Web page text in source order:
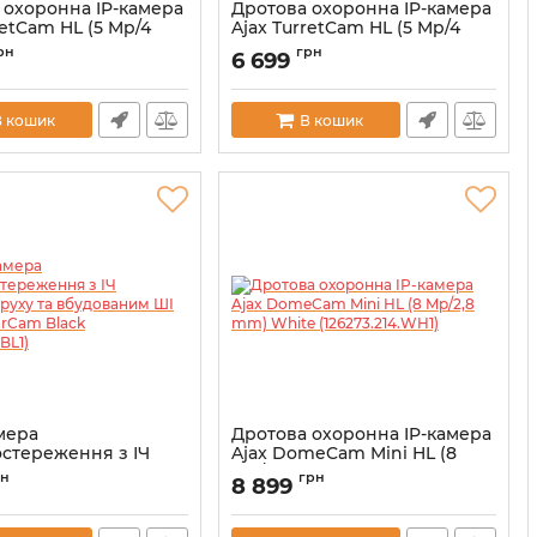
IP-камера
HL (5 Mp/4
(126255.217.WH1)
кошик
Дротова охоронна IP-камера
Ajax TurretCam HL (5 Mp/4
mm) White (126263.197.WH1)
Артикул:
6 699 грн
В кошик
з ІЧ
та
Black
Дротова охоронна IP-камера
Ajax DomeCam Mini HL (8
Mp/2,8 mm) White
(126273.214.WH1)
Артикул:000059526
8 899 грн